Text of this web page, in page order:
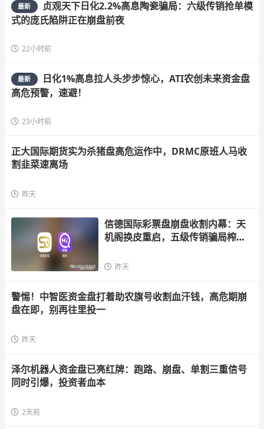
最新
贞观天下日化2.2%高息陶瓷骗局：六级传销抢单模
式的庞氏陷阱正在崩盘前夜
22小时前
最新
日化1%高息拉人头步步惊心，ATI农创未来资金盘
高危预警，速避！
23小时前
正大国际期货实为杀猪盘高危运作中，DRMC原班人马收
割韭菜速离场
昨天
信德国际彩票盘崩盘收割内幕：天
机阁换皮重启，五级传销骗局榨干
昨天
警惕！中智医资金盘打着助农旗号收割血汗钱，高危期崩
盘在即，别再往里投一
昨天
泽尔机器人资金盘已亮红牌：跑路、崩盘、单割三重信号
同时引爆，投资者血本
2天前